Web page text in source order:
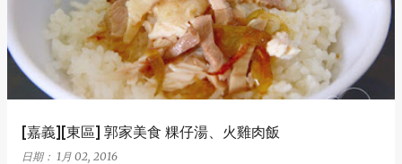
[嘉義][東區] 郭家美食 粿仔湯、火雞肉飯
日期： 1月 02, 2016